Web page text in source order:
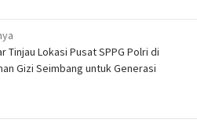
Tinjau Lokasi Pusat SPPG Polri di
Gizi Seimbang untuk Generasi